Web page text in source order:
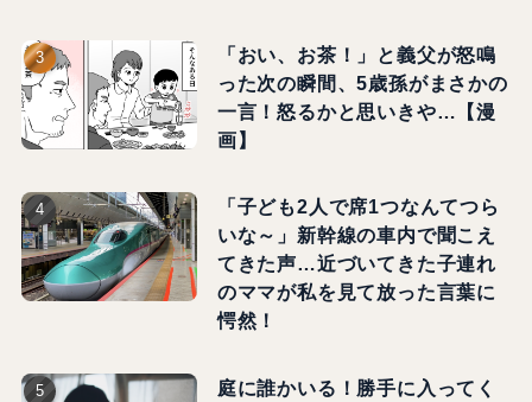
「おい、お茶！」と義父が怒鳴
った次の瞬間、5歳孫がまさかの
一言！怒るかと思いきや…【漫
画】
「子ども2人で席1つなんてつら
いな～」新幹線の車内で聞こえ
てきた声…近づいてきた子連れ
のママが私を見て放った言葉に
愕然！
庭に誰かいる！勝手に入ってく